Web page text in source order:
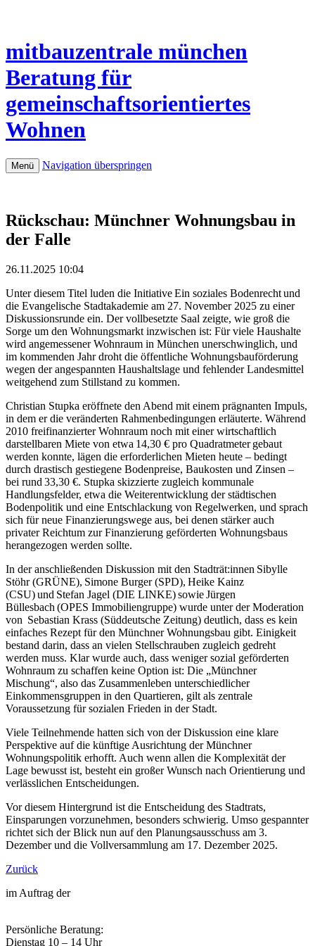
mitbauzentrale münchen
Beratung für
gemeinschaftsorientiertes
Wohnen
Menü Navigation überspringen
Rückschau: Münchner Wohnungsbau in
der Falle
26.11.2025 10:04
Unter diesem Titel luden die Initiative Ein soziales Bodenrecht und
die Evangelische Stadtakademie am 27. November 2025 zu einer
Diskussionsrunde ein. Der vollbesetzte Saal zeigte, wie groß die
Sorge um den Wohnungsmarkt inzwischen ist: Für viele Haushalte
wird angemessener Wohnraum in München unerschwinglich, und
im kommenden Jahr droht die öffentliche Wohnungsbauförderung
wegen der angespannten Haushaltslage und fehlender Landesmittel
weitgehend zum Stillstand zu kommen.
Christian Stupka eröffnete den Abend mit einem prägnanten Impuls,
in dem er die veränderten Rahmenbedingungen erläuterte. Während
2010 freifinanzierter Wohnraum noch mit einer wirtschaftlich
darstellbaren Miete von etwa 14,30 € pro Quadratmeter gebaut
werden konnte, lägen die erforderlichen Mieten heute – bedingt
durch drastisch gestiegene Bodenpreise, Baukosten und Zinsen –
bei rund 33,30 €. Stupka skizzierte zugleich kommunale
Handlungsfelder, etwa die Weiterentwicklung der städtischen
Bodenpolitik und eine Entschlackung von Regelwerken, und sprach
sich für neue Finanzierungswege aus, bei denen stärker auch
privater Reichtum zur Finanzierung geförderten Wohnungsbaus
herangezogen werden sollte.
In der anschließenden Diskussion mit den Stadträt:innen Sibylle
Stöhr (GRÜNE), Simone Burger (SPD), Heike Kainz
(CSU) und Stefan Jagel (DIE LINKE) sowie Jürgen
Büllesbach (OPES Immobiliengruppe) wurde unter der Moderation
von Sebastian Krass (Süddeutsche Zeitung) deutlich, dass es kein
einfaches Rezept für den Münchner Wohnungsbau gibt. Einigkeit
bestand darin, dass an vielen Stellschrauben zugleich gedreht
werden muss. Klar wurde auch, dass weniger sozial geförderten
Wohnraum zu schaffen keine Option ist: Die „Münchner
Mischung“, also das Zusammenleben unterschiedlicher
Einkommensgruppen in den Quartieren, gilt als zentrale
Voraussetzung für sozialen Frieden in der Stadt.
Viele Teilnehmende hatten sich von der Diskussion eine klare
Perspektive auf die künftige Ausrichtung der Münchner
Wohnungspolitik erhofft. Auch wenn allen die Komplexität der
Lage bewusst ist, besteht ein großer Wunsch nach Orientierung und
verlässlichen Entscheidungen.
Vor diesem Hintergrund ist die Entscheidung des Stadtrats,
Einsparungen vorzunehmen, besonders schwierig. Umso gespannter
richtet sich der Blick nun auf den Planungsausschuss am 3.
Dezember und die Vollversammlung am 17. Dezember 2025.
Zurück
im Auftrag der
Persönliche Beratung:
Dienstag 10 – 14 Uhr